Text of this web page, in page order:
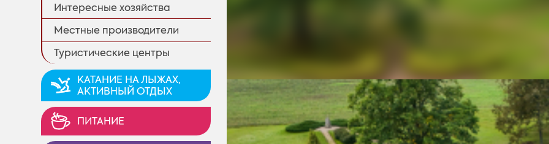
Интересные хозяйства
Местные производители
Туристические центры
KАТАНИЕ НА ЛЫЖАХ,
AКТИВНЫЙ ОТДЫХ
ПИТАНИЕ